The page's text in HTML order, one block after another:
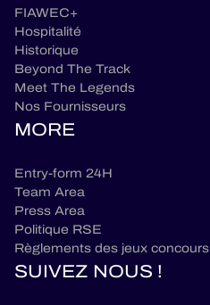
FIAWEC+
Hospitalité
Historique
Beyond The Track
Meet The Legends
Nos Fournisseurs
MORE
Entry-form 24H
Team Area
Press Area
Politique RSE
Règlements des jeux concours
SUIVEZ NOUS !